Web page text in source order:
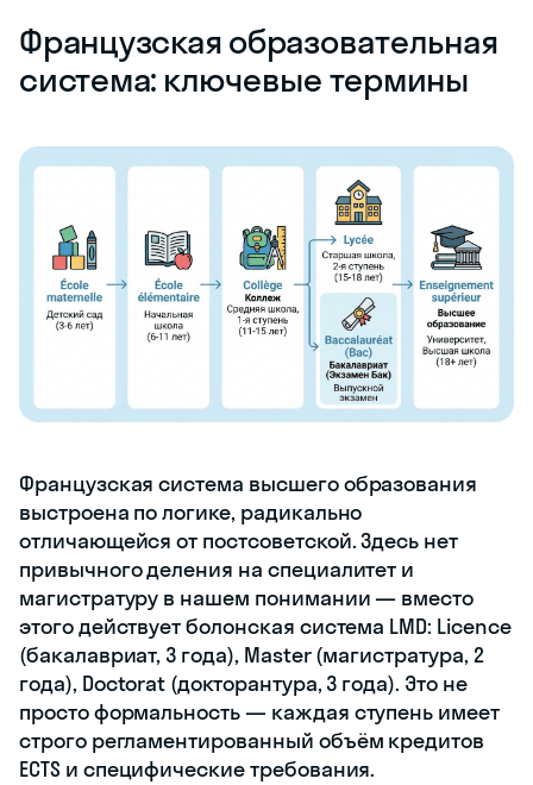
Французская образовательная
система: ключевые термины
Французская система высшего образования
выстроена по логике, радикально
отличающейся от постсоветской. Здесь нет
привычного деления на специалитет и
магистратуру в нашем понимании — вместо
этого действует болонская система LMD: Licence
(бакалавриат, 3 года), Master (магистратура, 2
года), Doctorat (докторантура, 3 года). Это не
просто формальность — каждая ступень имеет
строго регламентированный объём кредитов
ECTS и специфические требования.